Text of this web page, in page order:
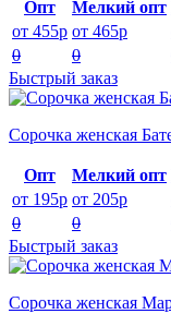
Опт Мелкий опт
от 455р от 465р
0
0
Быстрый заказ
Сорочка женская
Опт Мелкий опт
от 195р от 205р
0
0
Быстрый заказ
Сорочка женская